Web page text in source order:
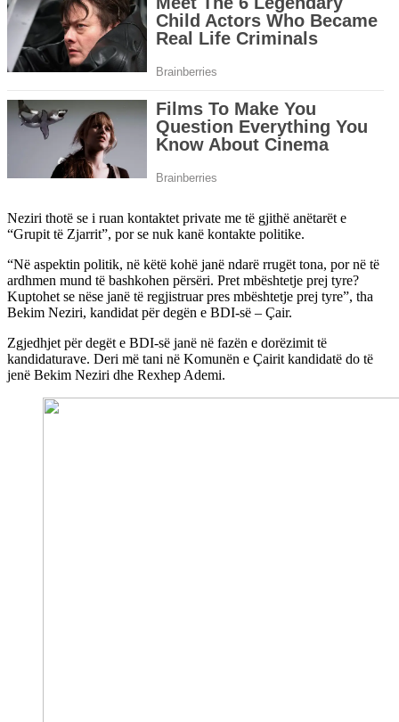
Neziri thotë se i ruan kontaktet private me të gjithë anëtarët e
“Grupit të Zjarrit”, por se nuk kanë kontakte politike.
“Në aspektin politik, në këtë kohë janë ndarë rrugët tona, por në të
ardhmen mund të bashkohen përsëri. Pret mbështetje prej tyre?
Kuptohet se nëse janë të regjistruar pres mbështetje prej tyre”, tha
Bekim Neziri, kandidat për degën e BDI-së – Çair.
Zgjedhjet për degët e BDI-së janë në fazën e dorëzimit të
kandidaturave. Deri më tani në Komunën e Çairit kandidatë do të
jenë Bekim Neziri dhe Rexhep Ademi.